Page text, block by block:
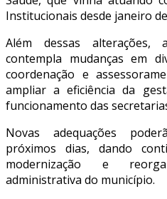
Institucionais desde janeiro
Além dessas alterações,
contempla mudanças em
coordenação e
ampliar a eficiência da
funcionamento das
Novas adequações
próximos dias, dando
modernização e
administrativa do município.